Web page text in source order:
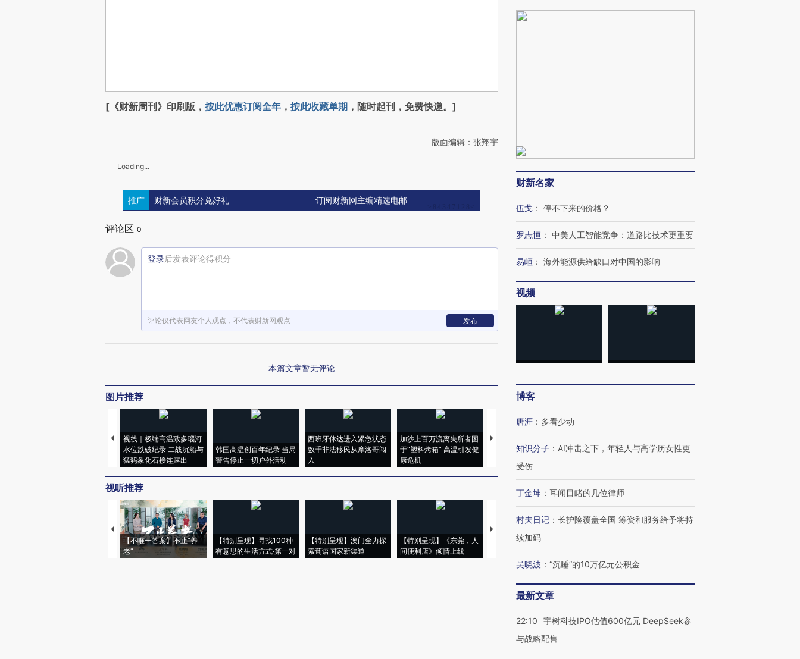
[《财新周刊》印刷版， 按此优惠订阅全年 ， 按此收藏单期 ，随时起刊，免费快递。]
版面编辑：张翔宇
Loading...
推广 财新会员积分兑好礼 订阅财新网主编精选电邮
评论区 0
登录后发表评论得积分
评论仅代表网友个人观点，不代表财新网观点 发布
本篇文章暂无评论
图片推荐
视线｜极端高温致多瑙河
水位跌破纪录 二战沉船与
猛犸象化石接连露出
韩国高温创百年纪录 当局
警告停止一切户外活动
西班牙休达进入紧急状态
数千非法移民从摩洛哥闯
入
加沙上百万流离失所者困
于“塑料烤箱” 高温引发健
康危机
视线｜HYROX的吸金
术：是什么让中产们甘
心“花钱找虐”？
粒摇头丸 尿检体内含3种
度Z世代 用街头抗争将教
视听推荐
【不唯一答案】不止“养
老”
【特别呈现】寻找100种
有意思的生活方式·第一对
【特别呈现】澳门全力探
索葡语国家新渠道
【特别呈现】《东莞，人
间便利店》倾情上线
【推广】走进第四届链博
会，让数智科技“链”接产
有意思的生活方式·第三对
住三大增长引擎是什么？
财新名家
伍戈 ： 停不下来的价格？
罗志恒 ： 中美人工智能竞争：道路比技术更重要
易峘 ： 海外能源供给缺口对中国的影响
视频
博客
唐涯 ： 多看少动
知识分子 ： AI冲击之下，年轻人与高学历女性更
受伤
丁金坤 ： 耳闻目睹的几位律师
村夫日记 ： 长护险覆盖全国 筹资和服务给予将持
续加码
吴晓波 ： “沉睡”的10万亿元公积金
最新文章
22:10
宇树科技IPO估值600亿元 DeepSeek参
与战略配售